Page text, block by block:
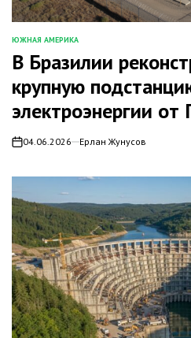
ОПУБЛИКОВАНО
В
ЮЖНАЯ АМЕРИКА
В Бразилии
крупную
электроэнергии от
on04.06.2026 Ерлан Жунусов